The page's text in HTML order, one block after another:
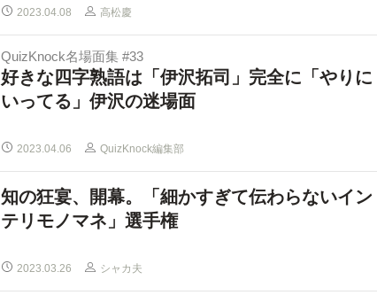
2023.04.08 高松慶
QuizKnock名場面集 #33
好きな四字熟語は「伊沢拓司」完全に「やりに
いってる」伊沢の迷場面
2023.04.06 QuizKnock編集部
知の狂宴、開幕。「細かすぎて伝わらないイン
テリモノマネ」選手権
2023.03.26 シャカ夫